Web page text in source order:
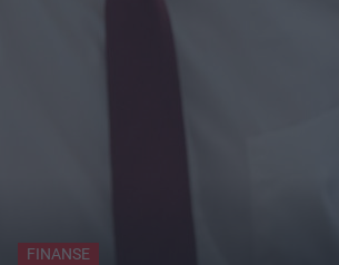
FINANSE